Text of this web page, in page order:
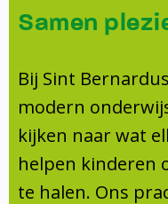
Veiligheidsplan
Onderwijs
Leerlingenraad
Leerlingenzorg
Centrum
Schooltijden
Het Team
Ouders
Ouderraad (OR)
Formulieren
Contact
Samen
Bij Sint
modern
kijken naar wat
helpen kinderen
te halen. Ons